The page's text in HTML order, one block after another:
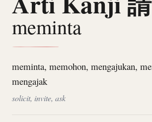
meminta
meminta, memohon, mengajukan,
mengajak
solicit, invite, ask